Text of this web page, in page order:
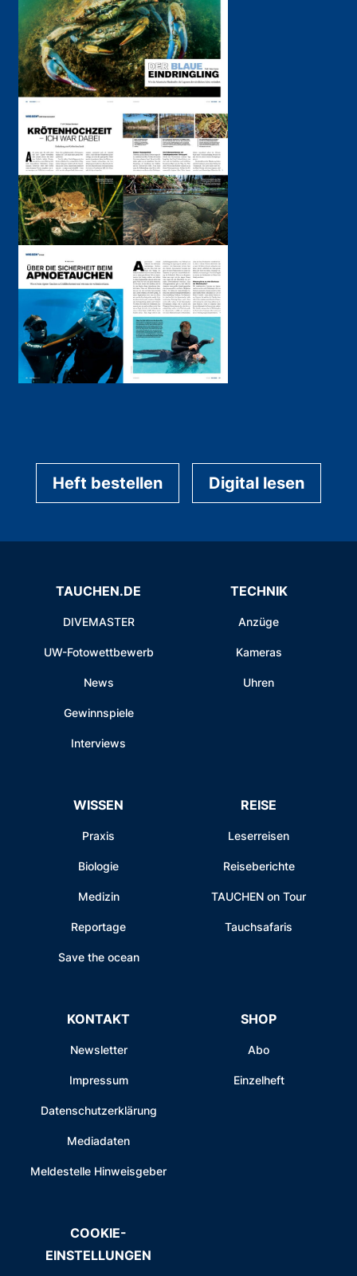
Heft bestellen Digital lesen
TAUCHEN.DE
DIVEMASTER
UW-Fotowettbewerb
News
Gewinnspiele
Interviews
TECHNIK
Anzüge
Kameras
Uhren
WISSEN
Praxis
Biologie
Medizin
Reportage
Save the ocean
REISE
Leserreisen
Reiseberichte
TAUCHEN on Tour
Tauchsafaris
KONTAKT
Newsletter
Impressum
Datenschutzerklärung
Mediadaten
Meldestelle Hinweisgeber
SHOP
Abo
Einzelheft
COOKIE-
EINSTELLUNGEN